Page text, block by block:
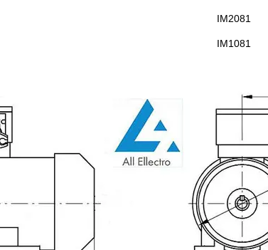
IM2081
IM1081